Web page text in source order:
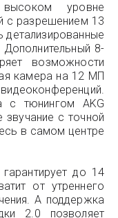
уровне
с разрешением 13
детализированные
8-
возможности
камера на 12 МП
с тюнингом AKG
с точной
в самом центре
до 14
от утреннего
А поддержка
2.0 позволяет